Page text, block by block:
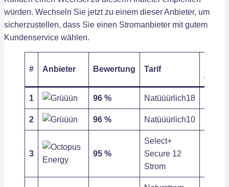
würden. Wechseln Sie jetzt zu einem dieser Anbieter, um
sicherzustellen, dass Sie einen Stromanbieter mit gutem
Kundenservice wählen.
# Anbieter Bewertung Tarif
/ kWh
1 96 % Natüüürlich18
2 96 % Natüüürlich10
3 95 %
Select+
Secure 12
Strom
31,83